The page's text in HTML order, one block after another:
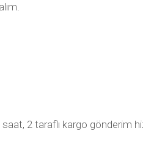
2 taraflı kargo gönderim